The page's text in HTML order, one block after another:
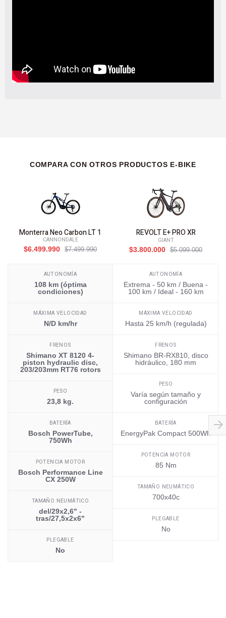
COMPARA CON OTROS PRODUCTOS E-BIKE
Monterra Neo Carbon LT 1
CANNONDALE
$6.499.990
$7.499.990
AUTONOMÍA
108 km (óptima
condiciones)
MÁXIMA VELOCIDAD
N/D km/hr
FRENOS
Shimano XT 8120 4-
piston hydraulic disc,
203/203mm RT76 rotors
PESO
23,8 kg.
BATERÍA
Bosch PowerTube,
750Wh
POTENCIA MOTOR
Bosch Performance Line
CX 250W
TAMAÑO NEUMÁTICO
del/29x2,6" -
tras/27,5x2x6"
PLEGABLE
No
REVOLT E+ PRO XR
GIANT
$3.800.000
$5.099.000
AUTONOMÍA
Extrema - 50 km / Buena -
100 km / Ideal - 160 km
MÁXIMA VELOCIDAD
Hasta 25 km/h (regulada)
FRENOS
Shimano BR-RX810, disco
hidráulico, 180 mm
PESO
Varía según tamaño y
configuración
BATERÍA
EnergyPak Compact 500Wh
POTENCIA MOTOR
85 Nm
TAMAÑO NEUMÁTICO
700x40c
PLEGABLE
No